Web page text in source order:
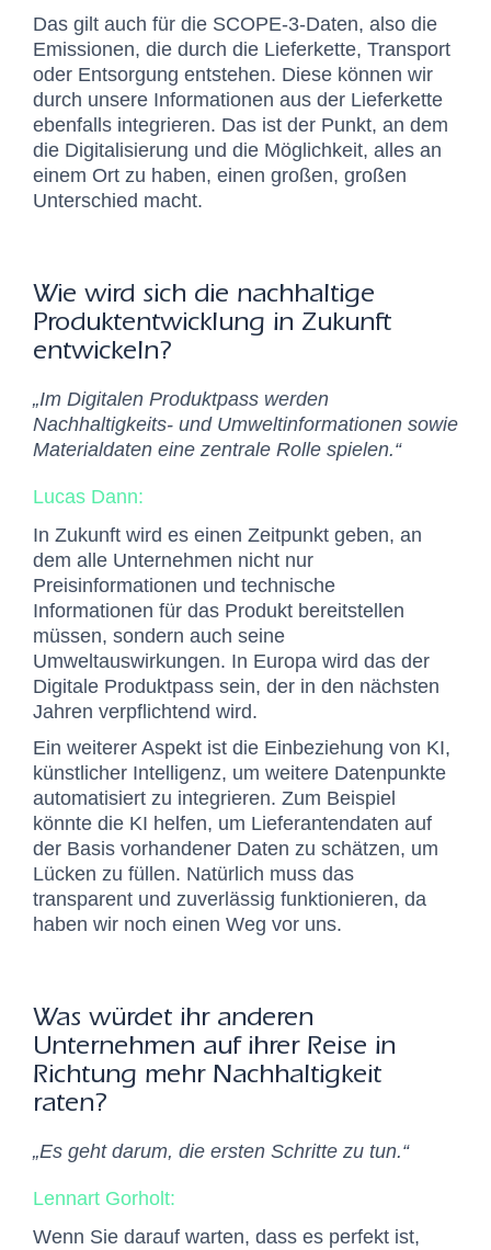
Das gilt auch für die SCOPE-3-Daten, also die
Emissionen, die durch die Lieferkette, Transport
oder Entsorgung entstehen. Diese können wir
durch unsere Informationen aus der Lieferkette
ebenfalls integrieren. Das ist der Punkt, an dem
die Digitalisierung und die Möglichkeit, alles an
einem Ort zu haben, einen großen, großen
Unterschied macht.
Wie wird sich die nachhaltige
Produktentwicklung in Zukunft
entwickeln?
„Im Digitalen Produktpass werden
Nachhaltigkeits- und Umweltinformationen sowie
Materialdaten eine zentrale Rolle spielen.“
Lucas Dann:
In Zukunft wird es einen Zeitpunkt geben, an
dem alle Unternehmen nicht nur
Preisinformationen und technische
Informationen für das Produkt bereitstellen
müssen, sondern auch seine
Umweltauswirkungen. In Europa wird das der
Digitale Produktpass sein, der in den nächsten
Jahren verpflichtend wird.
Ein weiterer Aspekt ist die Einbeziehung von KI,
künstlicher Intelligenz, um weitere Datenpunkte
automatisiert zu integrieren. Zum Beispiel
könnte die KI helfen, um Lieferantendaten auf
der Basis vorhandener Daten zu schätzen, um
Lücken zu füllen. Natürlich muss das
transparent und zuverlässig funktionieren, da
haben wir noch einen Weg vor uns.
Was würdet ihr anderen
Unternehmen auf ihrer Reise in
Richtung mehr Nachhaltigkeit
raten?
„Es geht darum, die ersten Schritte zu tun.“
Lennart Gorholt:
Wenn Sie darauf warten, dass es perfekt ist,